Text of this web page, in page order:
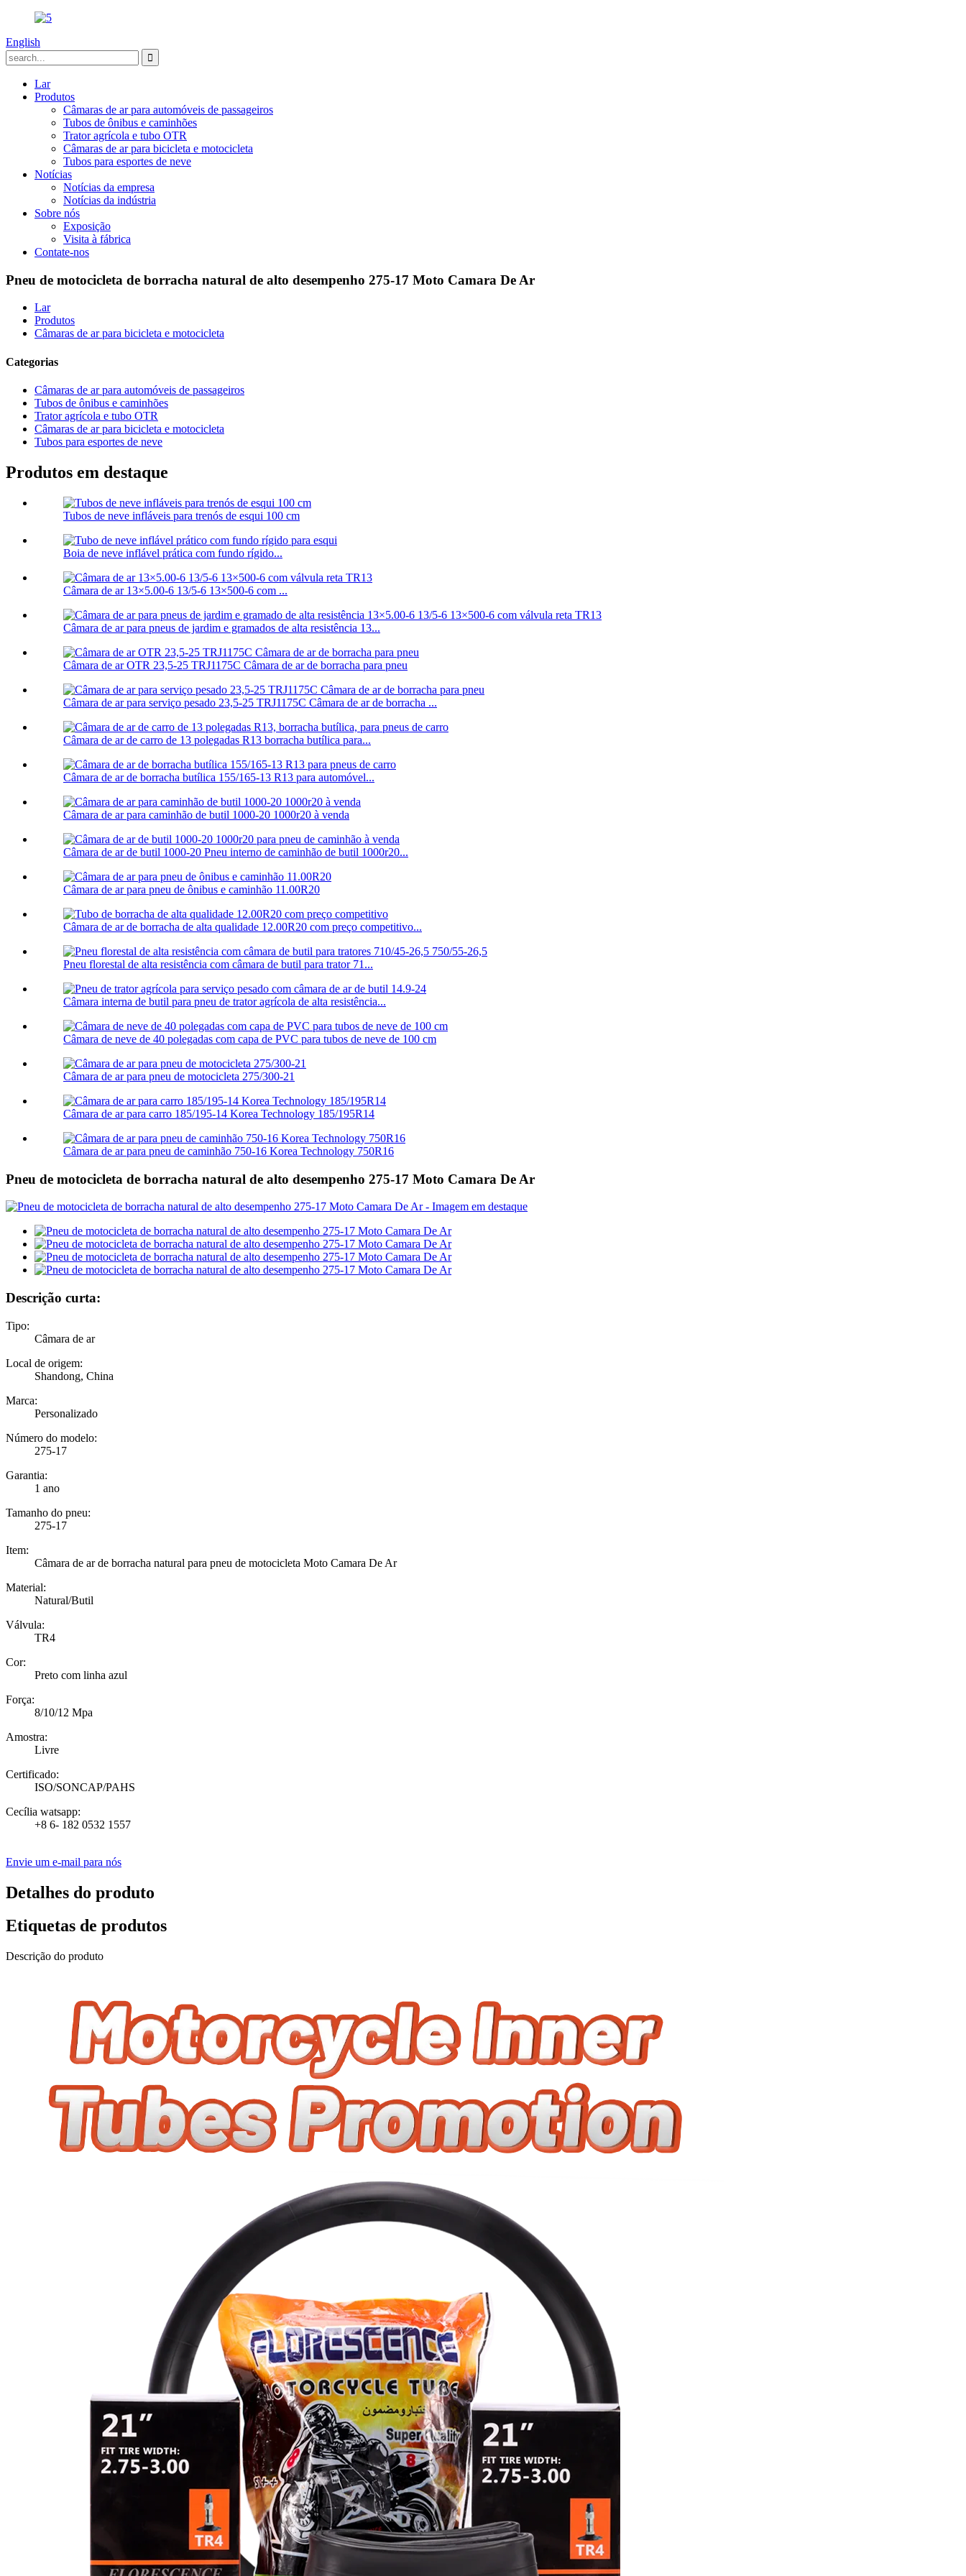
English
Lar
Produtos
Câmaras de ar para automóveis de passageiros
Tubos de ônibus e caminhões
Trator agrícola e tubo OTR
Câmaras de ar para bicicleta e motocicleta
Tubos para esportes de neve
Notícias
Notícias da empresa
Notícias da indústria
Sobre nós
Exposição
Visita à fábrica
Contate-nos
Pneu de motocicleta de borracha natural de alto desempenho 275-17 Moto Camara De Ar
Lar
Produtos
Câmaras de ar para bicicleta e motocicleta
Categorias
Câmaras de ar para automóveis de passageiros
Tubos de ônibus e caminhões
Trator agrícola e tubo OTR
Câmaras de ar para bicicleta e motocicleta
Tubos para esportes de neve
Produtos em destaque
Tubos de neve infláveis para trenós de esqui 100 cm
Boia de neve inflável prática com fundo rígido...
Câmara de ar 13×5.00-6 13/5-6 13×500-6 com ...
Câmara de ar para pneus de jardim e gramados de alta resistência 13...
Câmara de ar OTR 23,5-25 TRJ1175C Câmara de ar de borracha para pneu
Câmara de ar para serviço pesado 23,5-25 TRJ1175C Câmara de ar de borracha ...
Câmara de ar de carro de 13 polegadas R13 borracha butílica para...
Câmara de ar de borracha butílica 155/165-13 R13 para automóvel...
Câmara de ar para caminhão de butil 1000-20 1000r20 à venda
Câmara de ar de butil 1000-20 Pneu interno de caminhão de butil 1000r20...
Câmara de ar para pneu de ônibus e caminhão 11.00R20
Câmara de ar de borracha de alta qualidade 12.00R20 com preço competitivo...
Pneu florestal de alta resistência com câmara de butil para trator 71...
Câmara interna de butil para pneu de trator agrícola de alta resistência...
Câmara de neve de 40 polegadas com capa de PVC para tubos de neve de 100 cm
Câmara de ar para pneu de motocicleta 275/300-21
Câmara de ar para carro 185/195-14 Korea Technology 185/195R14
Câmara de ar para pneu de caminhão 750-16 Korea Technology 750R16
Pneu de motocicleta de borracha natural de alto desempenho 275-17 Moto Camara De Ar
Descrição curta:
Tipo:
Câmara de ar
Local de origem:
Shandong, China
Marca:
Personalizado
Número do modelo:
275-17
Garantia:
1 ano
Tamanho do pneu:
275-17
Item:
Câmara de ar de borracha natural para pneu de motocicleta Moto Camara De Ar
Material:
Natural/Butil
Válvula:
TR4
Cor:
Preto com linha azul
Força:
8/10/12 Mpa
Amostra:
Livre
Certificado:
ISO/SONCAP/PAHS
Cecília watsapp:
+8 6- 182 0532 1557
Envie um e-mail para nós
Detalhes do produto
Etiquetas de produtos
Descrição do produto